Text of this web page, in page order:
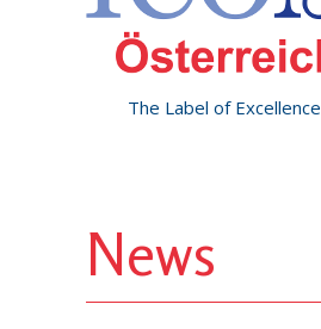
The Label of Excellence
News